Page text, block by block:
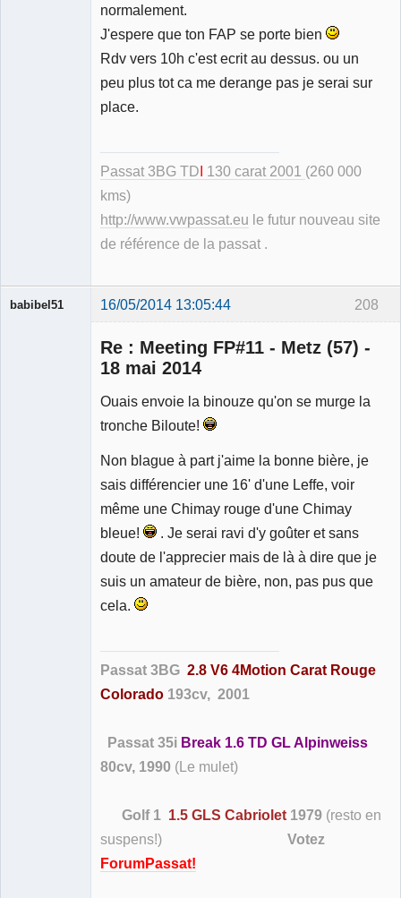
normalement.
J'espere que ton FAP se porte bien
Rdv vers 10h c'est ecrit au dessus. ou un
peu plus tot ca me derange pas je serai sur
place.
Passat 3BG TD 130 carat 2001 (260 000
kms)
http://www.vwpassat.eu le futur nouveau site
de référence de la passat .
208
babibel51 16/05/2014 13:05:44
Re : Meeting FP#11 - Metz (57) -
18 mai 2014
Ouais envoie la binouze qu'on se murge la
tronche Biloute!
Non blague à part j'aime la bonne bière, je
sais différencier une 16' d'une Leffe, voir
même une Chimay rouge d'une Chimay
bleue!
. Je serai ravi d'y goûter et sans
doute de l'apprecier mais de là à dire que je
suis un amateur de bière, non, pas pus que
cela.
Passat 3BG 2.8 V6 4Motion Carat Rouge
Colorado 193cv, 2001
Passat 35i Break 1.6 TD GL Alpinweiss
80cv, 1990 (Le mulet)
Golf 1 1.5 GLS Cabriolet 1979 (resto en
suspens!) Votez
ForumPassat!